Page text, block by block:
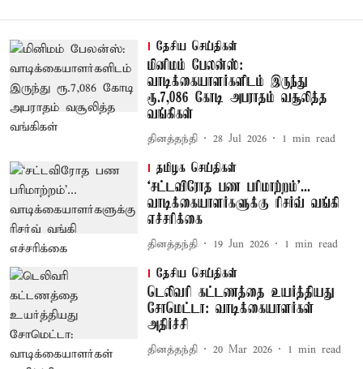
தேசிய செய்திகள்
மினிமம் பேலன்ஸ்:
வாடிக்கையாளர்களிடம் இருந்து
ரூ.7,086 கோடி அபராதம் வசூலித்த
வங்கிகள்
தினத்தந்தி 28 Jul 2026 1 min read
தமிழக செய்திகள்
‘சட்டவிரோத பண பரிமாற்றம்’...
வாடிக்கையாளர்களுக்கு ரிசர்வ் வங்கி
எச்சரிக்கை
தினத்தந்தி 19 Jun 2026 1 min read
தேசிய செய்திகள்
டெலிவரி கட்டணத்தை உயர்த்தியது
சோமெட்டா: வாடிக்கையாளர்கள்
அதிர்ச்சி
தினத்தந்தி 20 Mar 2026 1 min read